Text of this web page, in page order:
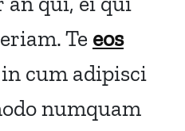
Te eos
cum adipisci
numquam